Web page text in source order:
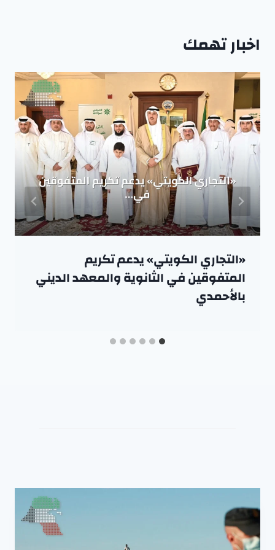
اخبار تهمك
«التجاري الكويتي» يدعم تكريم
المتفوقين في الثانوية والمعهد الديني
بالأحمدي